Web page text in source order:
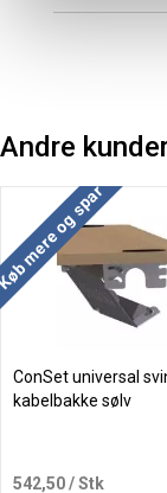
Andre
mere og spar
ConSet universal
kabelbakke sølv
542,50/ Stk